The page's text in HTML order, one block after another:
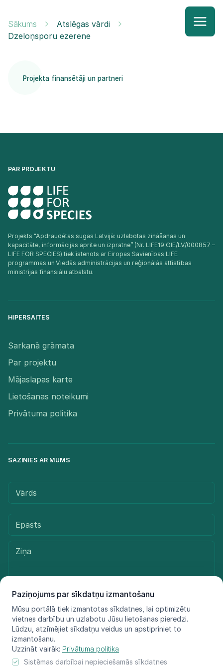
Paziņojums par sīkdatņu izmantošanu
Mūsu portālā tiek izmantotas sīkdatnes, lai optimizētu
vietnes darbību un uzlabotu Jūsu lietošanas pieredzi.
Lūdzu, atzīmējiet sīkdatņu veidus un apstipriniet to
izmantošanu.
Uzzināt vairāk: Privātuma politika
Sistēmas darbībai nepieciešamās sīkdatnes
Sākums
Atslēgas vārdi
Dzeloņsporu ezerene
Projekta finansētāji un partneri
PAR PROJEKTU
Projekts "Apdraudētas sugas Latvijā: uzlabotas zināšanas un
kapacitāte, informācijas aprite un izpratne” (Nr. LIFE19 GIE/LV/000857 –
LIFE FOR SPECIES) tiek īstenots ar Eiropas Savienības LIFE
programmas un Viedās administrācijas un reģionālās attīstības
ministrijas finansiālu atbalstu.​
HIPERSAITES
Sarkanā grāmata
Par projektu
Mājaslapas karte
Lietošanas noteikumi
Privātuma politika
SAZINIES AR MUMS
Sūtīt ziņu